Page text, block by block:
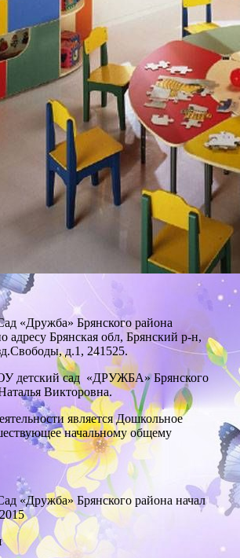
«Дружба» Брянского района
адресу Брянская обл, Брянский р-н,
д.1, 241525.
детский сад «ДРУЖБА» Брянского
Викторовна.
является Дошкольное
начальному общему
«Дружба» Брянского района начал